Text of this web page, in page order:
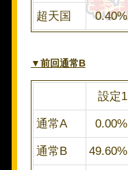
超天国 0.40%
▼前回通常B
設定1
通常A 0.00%
通常B 49.60%